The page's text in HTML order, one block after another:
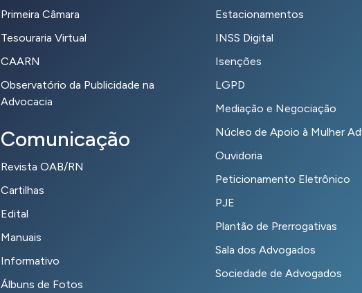
Primeira Câmara
Tesouraria Virtual
CAARN
Observatório da Publicidade na
Advocacia
Comunicação
Revista OAB/RN
Cartilhas
Edital
Manuais
Informativo
Álbuns de Fotos
Estacionamentos
INSS Digital
Isenções
LGPD
Mediação e Negociação
Núcleo de Apoio à Mulher
Ouvidoria
Peticionamento Eletrônico
PJE
Plantão de Prerrogativas
Sala dos Advogados
Sociedade de Advogados